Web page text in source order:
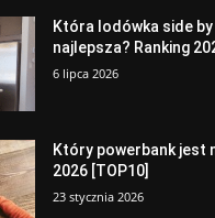
Która lodówka side
najlepsza? Ranking
6 lipca 2026
Który powerbank jest
2026 [TOP10]
23 stycznia 2026